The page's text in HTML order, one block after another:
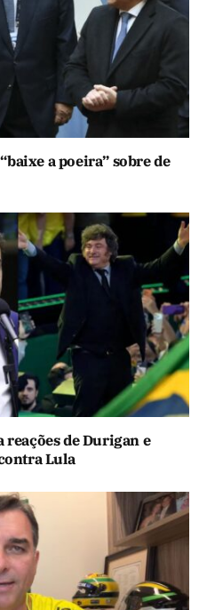
a poeira” sobre de
de Durigan e
Lula